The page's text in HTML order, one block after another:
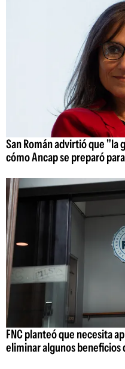
San Román advirtió que
cómo Ancap se preparó
FNC planteó que necesita
eliminar algunos beneficios